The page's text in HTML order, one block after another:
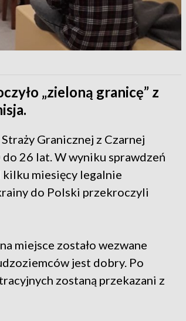
„zieloną granicę” z
Granicznej z Czarnej
26 lat. W wyniku sprawdzeń
kilku miesięcy legalnie
do Polski przekroczyli
miejsce zostało wezwane
jest dobry. Po
zostaną przekazani z